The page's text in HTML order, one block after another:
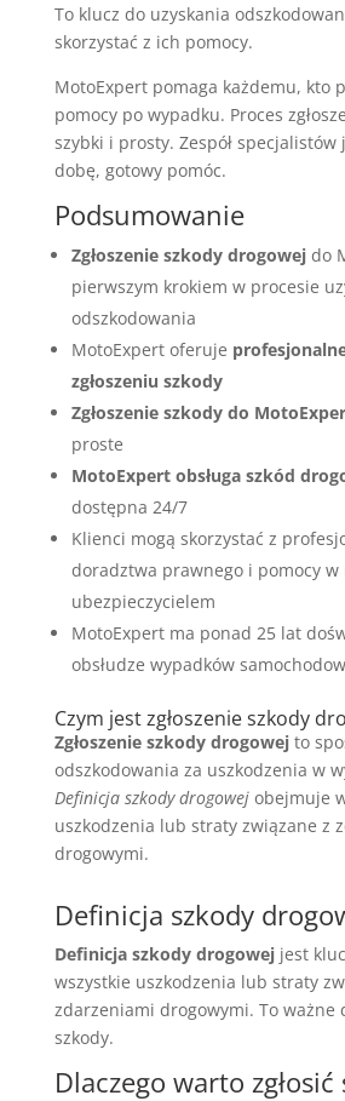
To klucz do uzyskania
skorzystać z ich pomocy.
MotoExpert pomaga każdemu, kto
pomocy po wypadku. Proces
szybki i prosty. Zespół specjalistów
dobę, gotowy pomóc.
Podsumowanie
Zgłoszenie szkody drogowejdo
pierwszym krokiem w procesie
odszkodowania
MotoExpert oferuje
zgłoszeniu szkody
Zgłoszenie szkody do
proste
MotoExpert obsługa szkód
dostępna 24/7
Klienci mogą skorzystać z
doradztwa prawnego i pomocy w
ubezpieczycielem
MotoExpert ma ponad 25 lat
obsłudze wypadków
Czym jest zgłoszenie szkody
Zgłoszenie szkody drogowejto
odszkodowania za uszkodzenia w
Definicja szkody drogowejobejmuje
uszkodzenia lub straty związane z
drogowymi.
Definicja szkody
Definicja szkody drogowejjest
wszystkie uszkodzenia lub straty
zdarzeniami drogowymi. To ważne
szkody.
Dlaczego warto zgłosić